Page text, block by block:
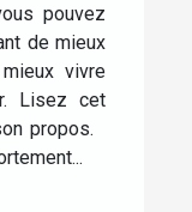
pouvez
de mieux
vivre
Lisez cet
propos.